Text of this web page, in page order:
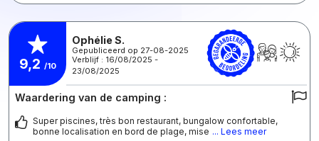
9,2 /10
Ophélie S.
Gepubliceerd op 27-08-2025
Verblijf : 16/08/2025 -
23/08/2025
Waardering van de camping :
Super piscines, très bon restaurant, bungalow confortable,
bonne localisation en bord de plage, mise ... Lees meer